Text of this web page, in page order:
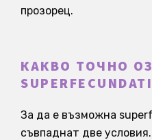
прозорец.
КАКВО ТОЧНО
За да е възможна
съвпаднат две